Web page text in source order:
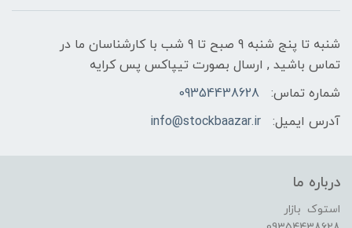
شنبه تا پنج شنبه 9 صبح تا 9 شب با کارشناسان ما در
تماس باشید , ارسال بصورت تیپاکس پس کرایه
شماره تماس:
09354438628
آدرس ایمیل:
info@stockbaazar.ir
درباره ما
استوک بازار